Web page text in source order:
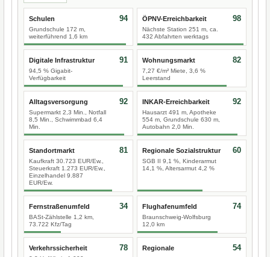
Schulen
Grundschule 172 m,
weiterführend 1,6 km
94 ÖPNV-Erreichbarkeit
Nächste Station 251 m, ca.
432 Abfahrten werktags
98
Digitale Infrastruktur
94,5 % Gigabit-
Verfügbarkeit
91 Wohnungsmarkt
7,27 €/m² Miete, 3,6 %
Leerstand
82
Alltagsversorgung
Supermarkt 2,3 Min., Notfall
8,5 Min., Schwimmbad 6,4
Min.
92 INKAR-Erreichbarkeit
Hausarzt 491 m, Apotheke
554 m, Grundschule 630 m,
Autobahn 2,0 Min.
92
Standortmarkt
Kaufkraft 30.723 EUR/Ew.,
Steuerkraft 1.273 EUR/Ew.,
Einzelhandel 9.887
EUR/Ew.
81 Regionale Sozialstruktur
SGB II 9,1 %, Kinderarmut
14,1 %, Altersarmut 4,2 %
60
Fernstraßenumfeld
BASt-Zählstelle 1,2 km,
73.722 Kfz/Tag
34 Flughafenumfeld
Braunschweig-Wolfsburg
12,0 km
74
Verkehrssicherheit 78
Regionale
54